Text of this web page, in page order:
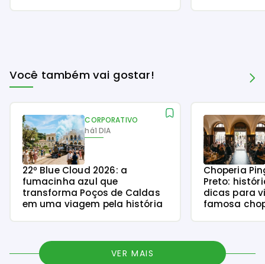
Você também vai gostar!
CORPORATIVO
há1 DIA
22º Blue Cloud 2026: a
fumacinha azul que
transforma Poços de Caldas
em uma viagem pela história
Choperia
Preto:
dicas para
famosa
VER MAIS